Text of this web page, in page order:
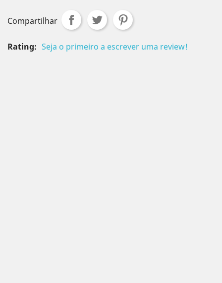
Compartilhar
Rating: Seja o primeiro a escrever uma review!